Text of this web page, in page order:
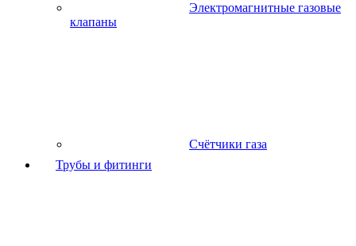
Электромагнитные газовые
клапаны
Счётчики газа
Трубы и фитинги